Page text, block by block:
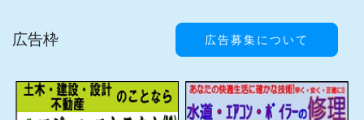
広告枠 広告募集について